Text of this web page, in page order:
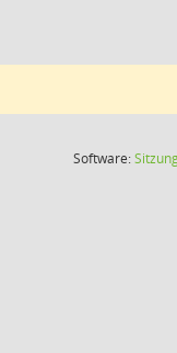
Software: